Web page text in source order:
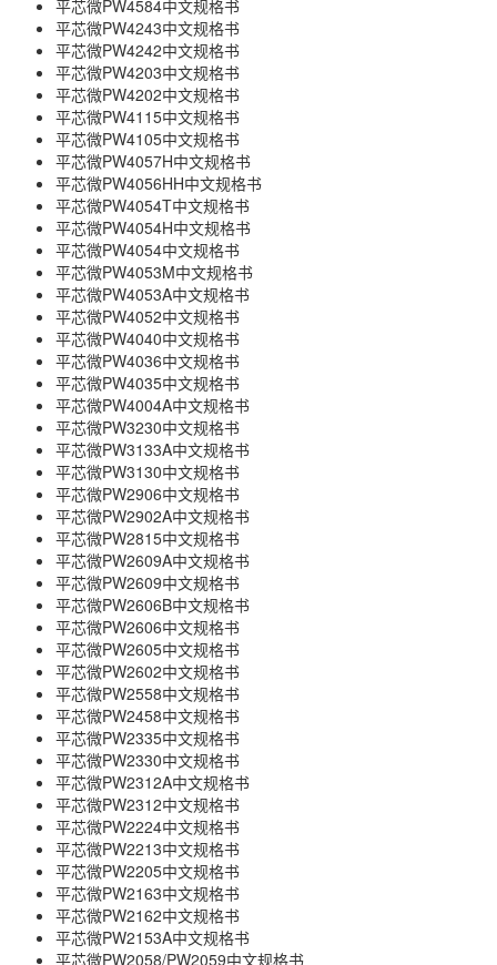
平芯微PW4584中文规格书
平芯微PW4243中文规格书
平芯微PW4242中文规格书
平芯微PW4203中文规格书
平芯微PW4202中文规格书
平芯微PW4115中文规格书
平芯微PW4105中文规格书
平芯微PW4057H中文规格书
平芯微PW4056HH中文规格书
平芯微PW4054T中文规格书
平芯微PW4054H中文规格书
平芯微PW4054中文规格书
平芯微PW4053M中文规格书
平芯微PW4053A中文规格书
平芯微PW4052中文规格书
平芯微PW4040中文规格书
平芯微PW4036中文规格书
平芯微PW4035中文规格书
平芯微PW4004A中文规格书
平芯微PW3230中文规格书
平芯微PW3133A中文规格书
平芯微PW3130中文规格书
平芯微PW2906中文规格书
平芯微PW2902A中文规格书
平芯微PW2815中文规格书
平芯微PW2609A中文规格书
平芯微PW2609中文规格书
平芯微PW2606B中文规格书
平芯微PW2606中文规格书
平芯微PW2605中文规格书
平芯微PW2602中文规格书
平芯微PW2558中文规格书
平芯微PW2458中文规格书
平芯微PW2335中文规格书
平芯微PW2330中文规格书
平芯微PW2312A中文规格书
平芯微PW2312中文规格书
平芯微PW2224中文规格书
平芯微PW2213中文规格书
平芯微PW2205中文规格书
平芯微PW2163中文规格书
平芯微PW2162中文规格书
平芯微PW2153A中文规格书
平芯微PW2058/PW2059中文规格书